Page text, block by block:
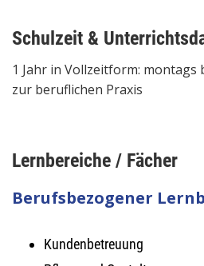
Schulzeit &
1 Jahr in Vollzeitform:
zur beruflichen Praxis
Lernbereiche / Fächer
Berufsbezogener
Kundenbetreuung